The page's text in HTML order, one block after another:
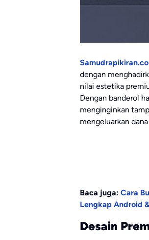
dengan
nilai estetika
Dengan banderol
menginginkan
mengeluarkan dana
Baca juga: Cara
Lengkap Android
Desain